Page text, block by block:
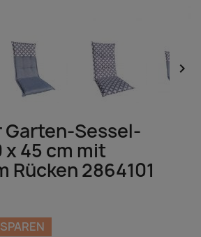

Garten-Sessel-
x 45 cm mit
Rücken 2864101